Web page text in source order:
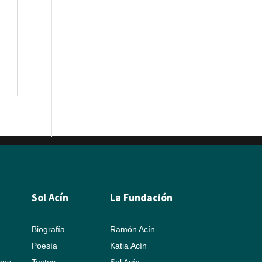
Sol Acín
Biografía
Poesía
La Fundación
Ramón Acín
Katia Acín